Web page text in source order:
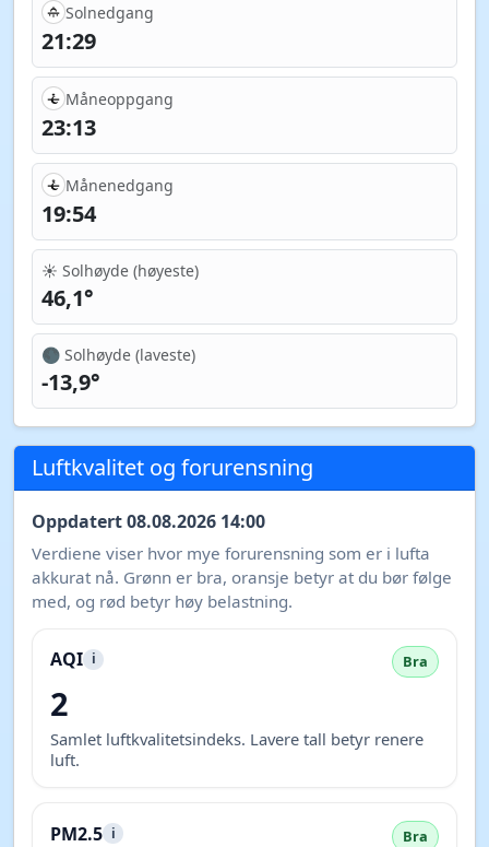
Solnedgang
21:29
Måneoppgang
23:13
Månenedgang
19:54
☀️ Solhøyde (høyeste)
46,1°
🌑 Solhøyde (laveste)
-13,9°
Luftkvalitet og forurensning
Oppdatert 08.08.2026 14:00
Verdiene viser hvor mye forurensning som er i lufta
akkurat nå. Grønn er bra, oransje betyr at du bør følge
med, og rød betyr høy belastning.
AQI i Bra
2
Samlet luftkvalitetsindeks. Lavere tall betyr renere
luft.
PM2.5 i Bra